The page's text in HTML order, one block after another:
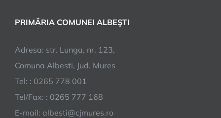
PRIMĂRIA COMUNEI ALBEŞTI
Adresa: str. Lunga, nr. 123,
Comuna Albesti, Jud. Mures
Tel: : 0265 778 001
Tel/Fax: : 0265 777 168
E-mail: albesti@cjmures.ro